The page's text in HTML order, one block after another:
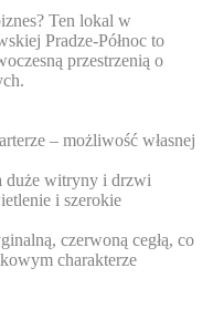
Ten lokal w
Pradze-Północ to
przestrzenią o
– możliwość własnej
duże witryny i drzwi
i szerokie
czerwoną cegłą, co
charakterze